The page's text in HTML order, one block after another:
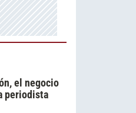
el negocio
periodista